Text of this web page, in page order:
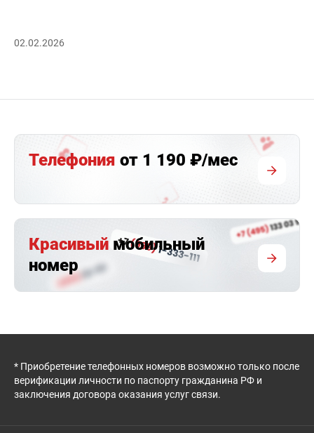
02.02.2026
Телефония от 1 190 ₽/мес
Красивый мобильный
номер
* Приобретение телефонных номеров возможно только после
верификации личности по паспорту гражданина РФ и
заключения договора оказания услуг связи.